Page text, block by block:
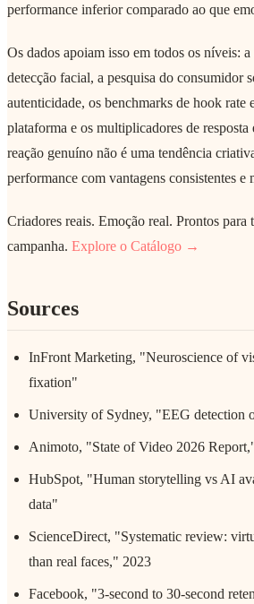
performance inferior comparado ao que
Os dados apoiam isso em todos os níveis:
detecção facial, a pesquisa do consumidor
autenticidade, os benchmarks de hook rate
plataforma e os multiplicadores de
reação genuíno não é uma tendência
performance com vantagens consistentes e
Criadores reais. Emoção real. Prontos para
campanha. Explore o Catálogo →
Sources
InFront Marketing, "Neuroscience of
fixation"
University of Sydney, "EEG detection
Animoto, "State of Video 2026
HubSpot, "Human storytelling vs AI
data"
ScienceDirect, "Systematic review:
than real faces," 2023
Facebook, "3-second to 30-second